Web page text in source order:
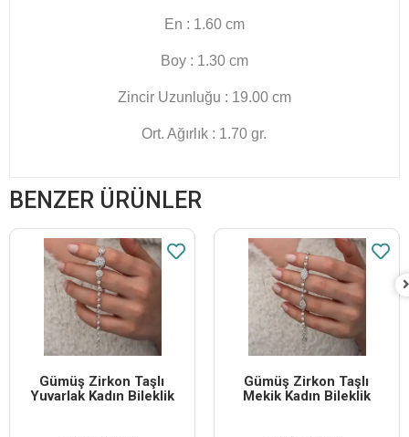
En : 1.60 cm
Boy : 1.30 cm
Zincir Uzunluğu : 19.00 cm
Ort. Ağırlık : 1.70 gr.
BENZER ÜRÜNLER
Gümüş Zirkon Taşlı
Yuvarlak Kadın Bileklik
Gümüş Zirkon Taşlı
Mekik Kadın Bileklik